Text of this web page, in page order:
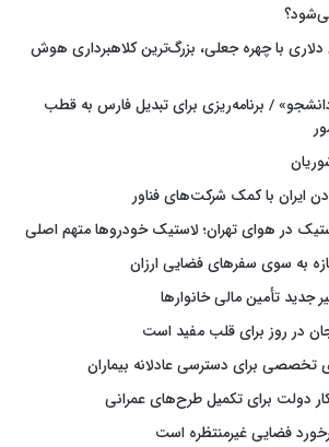
۲۵ میلیون دلاری با چهره جعلی، بزرگ‌ترین کلاهبرداری هوش
/ برنامه‌ریزی برای تبدیل فارس به قطب
ایران با کمک شرکت‌های فناور
در هوای تهران؛ لاستیک خودروها متهم اصلی
به سوی سفرهای فضایی ارزان
جدید تأمین مالی خانوارها
در روز برای قلب مفید است
تخصصی برای دسترسی عادلانه بیماران
دولت برای تکمیل طرح‌های عمرانی
فضایی غیرمنتظره است